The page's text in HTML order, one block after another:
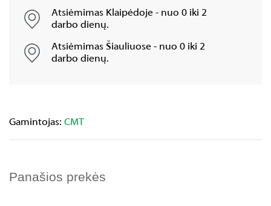
Atsiėmimas Klaipėdoje - nuo 0 iki 2
darbo dienų.
Atsiėmimas Šiauliuose - nuo 0 iki 2
darbo dienų.
Gamintojas: CMT
Panašios prekės